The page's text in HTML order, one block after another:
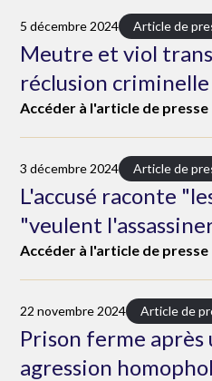
5 décembre 2024 Article de
Meutre et viol
réclusion criminelle
Accéder à l'article de presse
3 décembre 2024 Article de
L'accusé raconte
"veulent
Accéder à l'article de presse
22 novembre 2024 Article de
Prison ferme
agression